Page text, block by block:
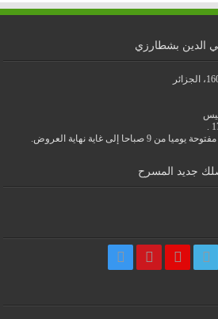
الدين بشطارزي
إلى غاية نهاية العروض.
جديد المسرح